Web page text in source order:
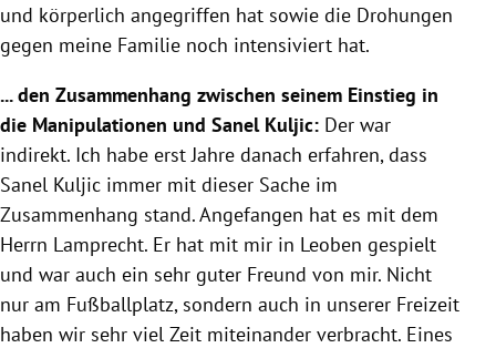
und körperlich angegriffen hat sowie die Drohungen
gegen meine Familie noch intensiviert hat.
... den Zusammenhang zwischen seinem Einstieg in
die Manipulationen und Sanel Kuljic: Der war
indirekt. Ich habe erst Jahre danach erfahren, dass
Sanel Kuljic immer mit dieser Sache im
Zusammenhang stand. Angefangen hat es mit dem
Herrn Lamprecht. Er hat mit mir in Leoben gespielt
und war auch ein sehr guter Freund von mir. Nicht
nur am Fußballplatz, sondern auch in unserer Freizeit
haben wir sehr viel Zeit miteinander verbracht. Eines